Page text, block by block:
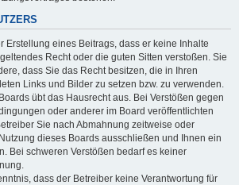
Erstellung eines Beitrags, dass er keine Inhalte
Recht oder die guten Sitten verstoßen. Sie
dass Sie das Recht besitzen, die in Ihren
Links und Bilder zu setzen bzw. zu verwenden.
übt das Hausrecht aus. Bei Verstößen gegen
oder anderer im Board veröffentlichten
Sie nach Abmahnung zeitweise oder
dieses Boards ausschließen und Ihnen ein
Bei schweren Verstößen bedarf es keiner
dass der Betreiber keine Verantwortung für